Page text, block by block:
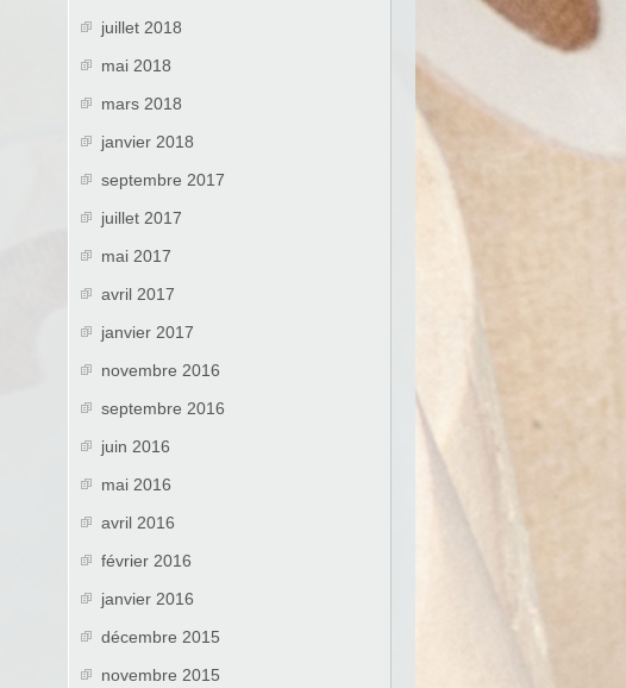
juillet 2018
mai 2018
mars 2018
janvier 2018
septembre 2017
juillet 2017
mai 2017
avril 2017
janvier 2017
novembre 2016
septembre 2016
juin 2016
mai 2016
avril 2016
février 2016
janvier 2016
décembre 2015
novembre 2015